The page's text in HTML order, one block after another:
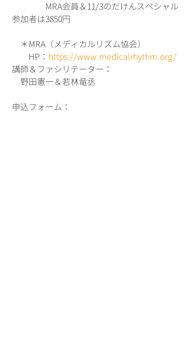
MRA会員＆11/3のだけんスペシャル
参加者は3850円
＊MRA（メディカルリズム協会）
HP： https://www.medicalrhythm.org/
講師＆ファシリテーター：
申込フォーム：